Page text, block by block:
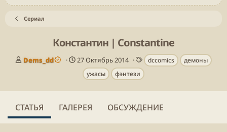
Сериал
Константин | Constantine
А
Dems_dd
Д
у
л
27 Октябрь 2014
Т
е
г
dccomics
демоны
ужасы
фэнтези
СТАТЬЯ ГАЛЕРЕЯ ОБСУЖДЕНИЕ